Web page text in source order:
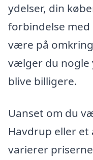
ydelser, din
forbindelse med
være på
vælger du nogle
blive billigere.
Uanset om du
Havdrup eller et
varierer